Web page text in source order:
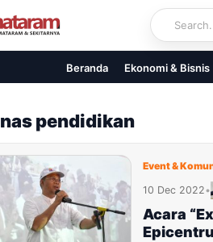
Beranda Ekonomi & Bisnis
pendidikan
Event &
10 Dec 2022•
Acara